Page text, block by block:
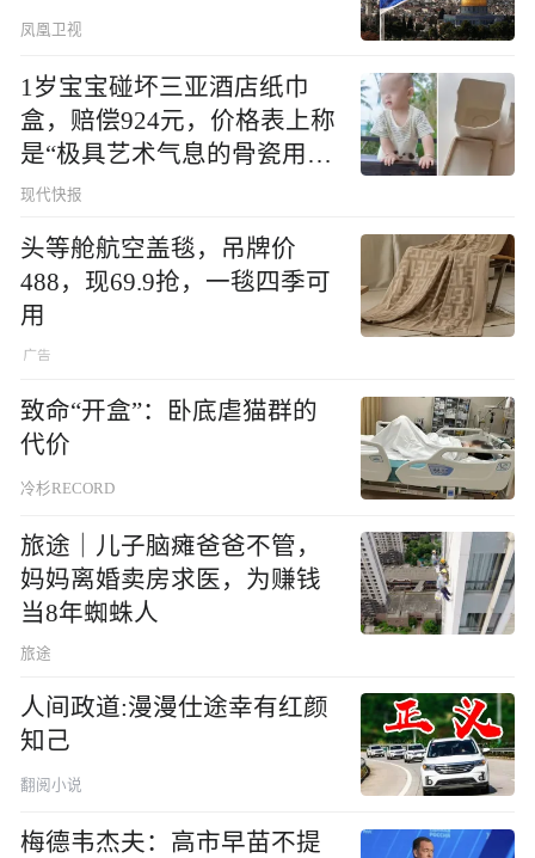
凤凰卫视
1岁宝宝碰坏三亚酒店纸巾
盒，赔偿924元，价格表上称
是“极具艺术气息的骨瓷用
品”
现代快报
头等舱航空盖毯，吊牌价
488，现69.9抢，一毯四季可
用
致命“开盒”：卧底虐猫群的
代价
冷杉RECORD
旅途｜儿子脑瘫爸爸不管，
妈妈离婚卖房求医，为赚钱
当8年蜘蛛人
旅途
人间政道:漫漫仕途幸有红颜
知己
翻阅小说
梅德韦杰夫：高市早苗不提